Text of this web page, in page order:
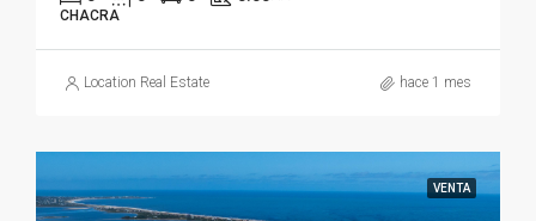
CHACRA
Location Real Estate hace 1 mes
VENTA